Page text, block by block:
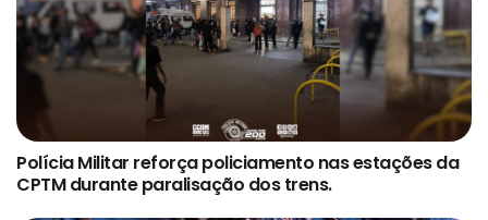
Polícia Militar reforça policiamento nas estações da
CPTM durante paralisação dos trens.